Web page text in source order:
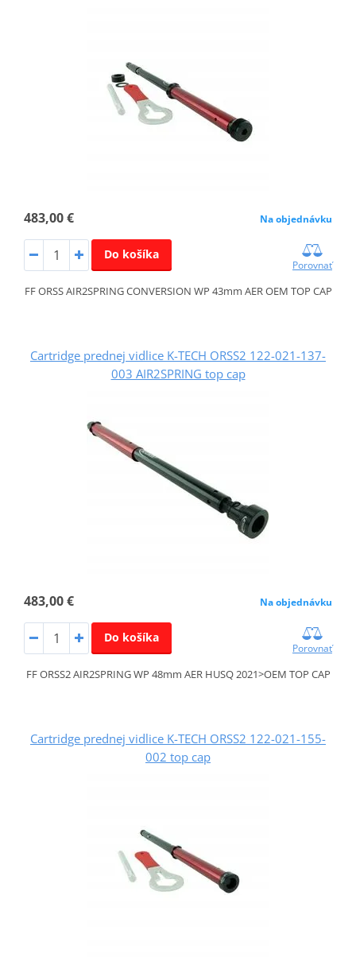
483,00 € Na objednávku
Do košíka
Porovnať
FF ORSS AIR2SPRING CONVERSION WP 43mm AER OEM TOP CAP
Cartridge prednej vidlice K-TECH ORSS2 122-021-137-
003 AIR2SPRING top cap
483,00 € Na objednávku
Do košíka
Porovnať
FF ORSS2 AIR2SPRING WP 48mm AER HUSQ 2021>OEM TOP CAP
Cartridge prednej vidlice K-TECH ORSS2 122-021-155-
002 top cap